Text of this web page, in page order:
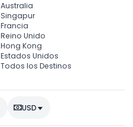
Australia
Singapur
Francia
Reino Unido
Hong Kong
Estados Unidos
Todos los Destinos
USD